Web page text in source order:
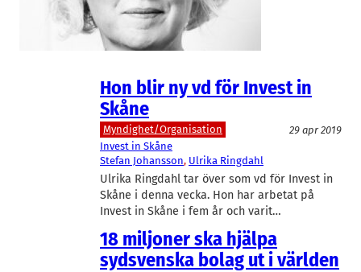
Hon blir ny vd för Invest in
Skåne
Myndighet/Organisation
29 apr 2019
Invest in Skåne
Stefan Johansson, Ulrika Ringdahl
Ulrika Ringdahl tar över som vd för Invest in
Skåne i denna vecka. Hon har arbetat på
Invest in Skåne i fem år och varit…
18 miljoner ska hjälpa
sydsvenska bolag ut i världen